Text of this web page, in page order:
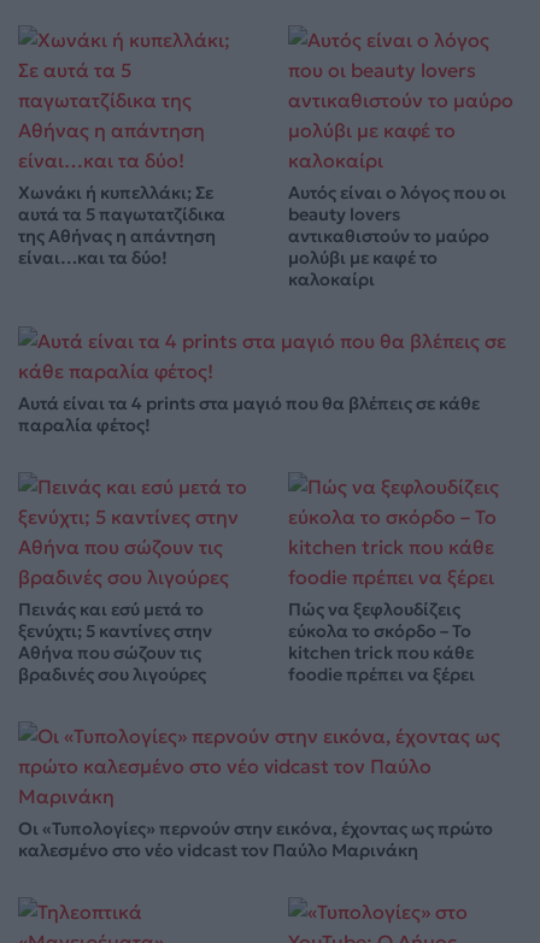
Χωνάκι ή κυπελλάκι; Σε
αυτά τα 5 παγωτατζίδικα
της Αθήνας η απάντηση
είναι…και τα δύο!
Αυτός είναι ο λόγος που οι
beauty lovers
αντικαθιστούν το μαύρο
μολύβι με καφέ το
καλοκαίρι
Αυτά είναι τα 4 prints στα μαγιό που θα βλέπεις σε κάθε
παραλία φέτος!
Πεινάς και εσύ μετά το
ξενύχτι; 5 καντίνες στην
Αθήνα που σώζουν τις
βραδινές σου λιγούρες
Πώς να ξεφλουδίζεις
εύκολα το σκόρδο – Το
kitchen trick που κάθε
foodie πρέπει να ξέρει
Οι «Τυπολογίες» περνούν στην εικόνα, έχοντας ως πρώτο
καλεσμένο στο νέο vidcast τον Παύλο Μαρινάκη